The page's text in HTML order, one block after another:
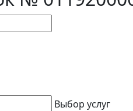
Выбор услуг